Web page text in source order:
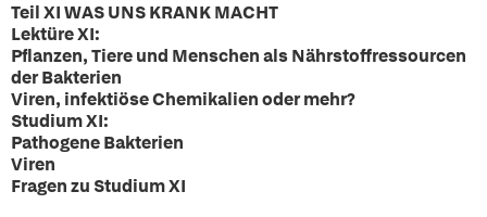
Teil XI WAS UNS KRANK MACHT
Lektüre XI:
Pflanzen, Tiere und Menschen als Nährstoffressourcen
der Bakterien
Viren, infektiöse Chemikalien oder mehr?
Studium XI:
Pathogene Bakterien
Viren
Fragen zu Studium XI